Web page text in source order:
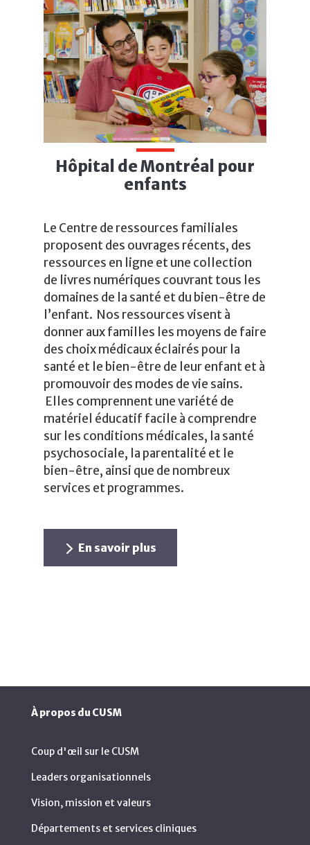
Hôpital de Montréal pour
enfants
Le Centre de ressources familiales
proposent des ouvrages récents, des
ressources en ligne et une collection
de livres numériques couvrant tous les
domaines de la santé et du bien-être de
l’enfant. Nos ressources visent à
donner aux familles les moyens de faire
des choix médicaux éclairés pour la
santé et le bien-être de leur enfant et à
promouvoir des modes de vie sains.
Elles comprennent une variété de
matériel éducatif facile à comprendre
sur les conditions médicales, la santé
psychosociale, la parentalité et le
bien-être, ainsi que de nombreux
services et programmes.
En savoir plus
À propos du CUSM
Coup d'œil sur le CUSM
Leaders organisationnels
Vision, mission et valeurs
Départements et services cliniques